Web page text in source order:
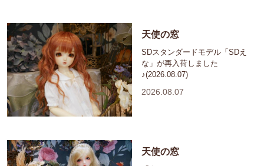
天使の窓
SDスタンダードモデル「SDえ
な」が再入荷しました
♪(2026.08.07)
2026.08.07
天使の窓